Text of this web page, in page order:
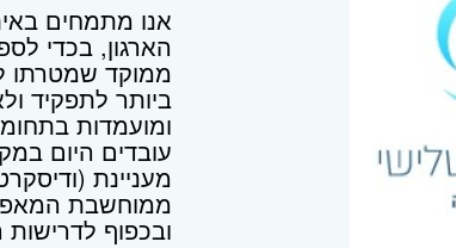
אנו מתמחים
הארגון, בכדי
ממוקד שמטרתו
ביותר לתפקיד
ומועמדות
עובדים היום
מעניינת
ממוחשבת
ובכפוף